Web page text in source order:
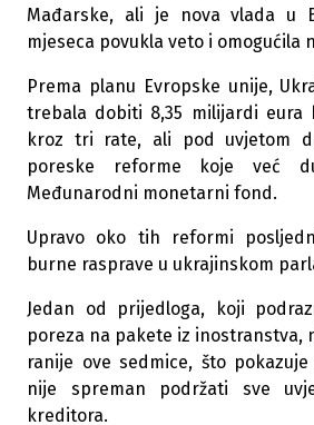
Mađarske, ali je nova vlada u
mjeseca povukla veto i omogućila
Prema planu Evropske unije,
trebala dobiti 8,35 milijardi eura
kroz tri rate, ali pod uvjetom
poreske reforme koje već
Međunarodni monetarni fond.
Upravo oko tih reformi
burne rasprave u ukrajinskom
Jedan od prijedloga, koji
poreza na pakete iz inostranstva,
ranije ove sedmice, što
nije spreman podržati sve
kreditora.